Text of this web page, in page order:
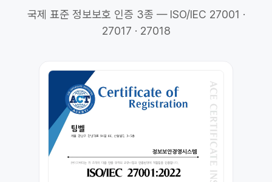
국제 표준 정보보호 인증 3종 — ISO/IEC 27001 ·
27017 · 27018